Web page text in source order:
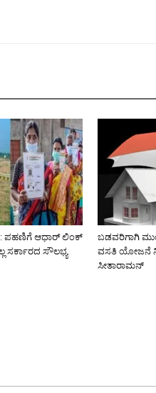
ಪಹಣಿಗೆ ಆಧಾರ್ ಲಿಂಕ್
ಸರ್ಕಾರದ ಸೌಲಭ್ಯ
ಬಡವರಿಗಾಗಿ
ವಸತಿ ಯೋಜನೆ
ಸೀತಾರಾಮನ್